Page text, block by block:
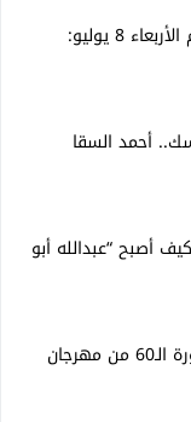
برج الجدي.. حظك اليوم الأربعاء 8 يوليو:
أحمد السقا
أصبح “عبدالله أبو
صابر الرباعي يفتتح الدورة الـ60 من مهرجان